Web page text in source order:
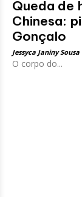
Queda de
Chinesa:
Gonçalo
Jessyca Janiny Sousa
O corpo do...